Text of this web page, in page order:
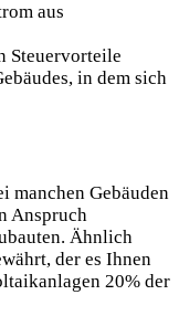
aus
Steuervorteile
in dem sich
manchen Gebäuden
Anspruch
Ähnlich
der es Ihnen
20% der